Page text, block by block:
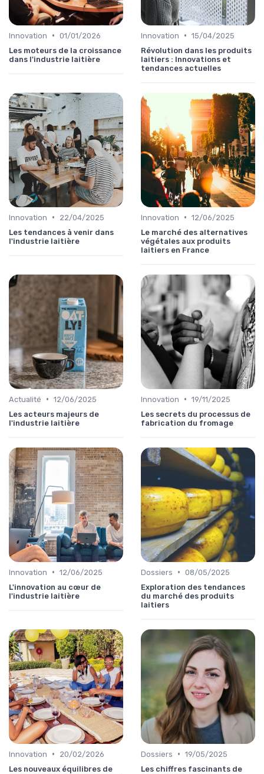
Innovation • 01/01/2026
Les moteurs de la croissance
dans l'industrie laitière
Innovation • 15/04/2025
Révolution dans les produits
laitiers : Innovations et
tendances actuelles
Innovation •
22/04/2025
Les tendances à venir dans
l'industrie laitière
Innovation • 12/06/2025
Le marché des alternatives
végétales aux produits
laitiers en France
Actualité • 12/06/2025
Les acteurs majeurs de
l'industrie laitière
Innovation • 19/11/2025
Les secrets du processus de
fabrication du fromage
Innovation • 12/06/2025
L'innovation au cœur de
l'industrie laitière
Dossiers • 08/05/2025
Exploration des tendances
du marché des produits
laitiers
Innovation •
20/02/2026
Les nouveaux équilibres de
Dossiers • 19/05/2025
Les chiffres fascinants de